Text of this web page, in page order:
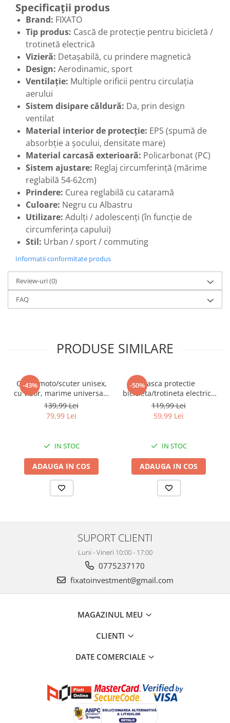
Specificații produs
Brand: FIXATO
Tip produs: Cască de protecție pentru bicicletă /
trotinetă electrică
Vizieră: Detașabilă, cu prindere magnetică
Design: Aerodinamic, sport
Ventilație: Multiple orificii pentru circulația
aerului
Sistem disipare căldură: Da, prin design
ventilat
Material interior de protecție: EPS (spumă de
absorbție a șocului, densitate mare)
Material carcasă exterioară: Policarbonat (PC)
Sistem ajustare: Reglaj circumferință (mărime
reglabilă 54-62cm)
Prindere: Curea reglabilă cu cataramă
Culoare: Negru cu Albastru
Utilizare: Adulți / adolescenți (în funcție de
circumferința capului)
Stil: Urban / sport / commuting
Informatii conformitate produs
Review-uri(0)
FAQ
PRODUSE SIMILARE
-43%
Casca moto/scuter unisex,
cu vizor, marime universala
55-60cm, neagra, FIXATO
139,99 Lei
79,99 Lei
IN STOC
ADAUGA IN COS
-50%Casca protectie
bicicleta/trotineta electrica
FIXATO, Unisex, cu viziera
detasabila, usoara si
Neagra
119,99 Lei
59,99 Lei
IN STOC
ADAUGA IN COS
SUPORT CLIENTI
Luni - Vineri 10:00 - 17:00
0775237170
fixatoinvestment@gmail.com
MAGAZINUL MEU
CLIENTI
DATE COMERCIALE